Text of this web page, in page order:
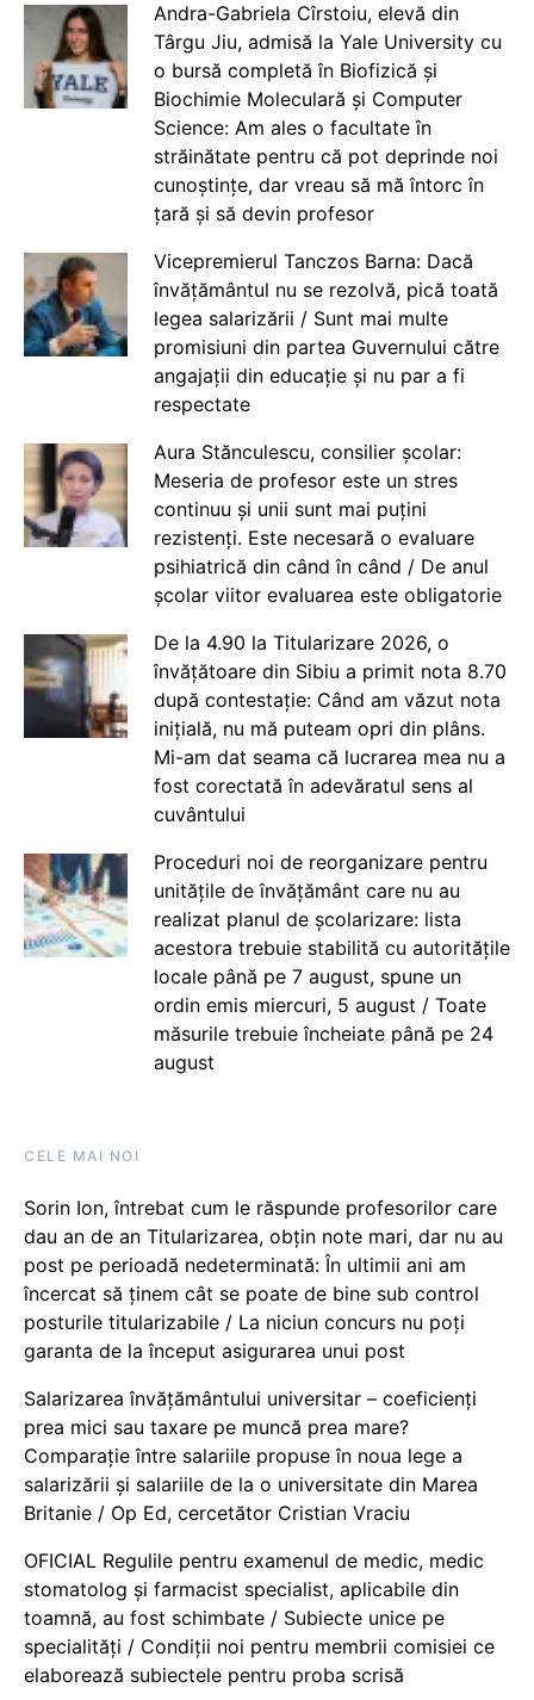
Andra-Gabriela Cîrstoiu, elevă din
Târgu Jiu, admisă la Yale University cu
o bursă completă în Biofizică și
Biochimie Moleculară și Computer
Science: Am ales o facultate în
străinătate pentru că pot deprinde noi
cunoștințe, dar vreau să mă întorc în
țară și să devin profesor
Vicepremierul Tanczos Barna: Dacă
învățământul nu se rezolvă, pică toată
legea salarizării / Sunt mai multe
promisiuni din partea Guvernului către
angajații din educație și nu par a fi
respectate
Aura Stănculescu, consilier școlar:
Meseria de profesor este un stres
continuu și unii sunt mai puțini
rezistenți. Este necesară o evaluare
psihiatrică din când în când / De anul
școlar viitor evaluarea este obligatorie
De la 4.90 la Titularizare 2026, o
învățătoare din Sibiu a primit nota 8.70
după contestație: Când am văzut nota
inițială, nu mă puteam opri din plâns.
Mi-am dat seama că lucrarea mea nu a
fost corectată în adevăratul sens al
cuvântului
Proceduri noi de reorganizare pentru
unitățile de învățământ care nu au
realizat planul de școlarizare: lista
acestora trebuie stabilită cu autoritățile
locale până pe 7 august, spune un
ordin emis miercuri, 5 august / Toate
măsurile trebuie încheiate până pe 24
august
CELE MAI NOI
Sorin Ion, întrebat cum le răspunde profesorilor care
dau an de an Titularizarea, obțin note mari, dar nu au
post pe perioadă nedeterminată: În ultimii ani am
încercat să ținem cât se poate de bine sub control
posturile titularizabile / La niciun concurs nu poți
garanta de la început asigurarea unui post
Salarizarea învățământului universitar – coeficienți
prea mici sau taxare pe muncă prea mare?
Comparație între salariile propuse în noua lege a
salarizării și salariile de la o universitate din Marea
Britanie / Op Ed, cercetător Cristian Vraciu
OFICIAL Regulile pentru examenul de medic, medic
stomatolog și farmacist specialist, aplicabile din
toamnă, au fost schimbate / Subiecte unice pe
specialități / Condiții noi pentru membrii comisiei ce
elaborează subiectele pentru proba scrisă